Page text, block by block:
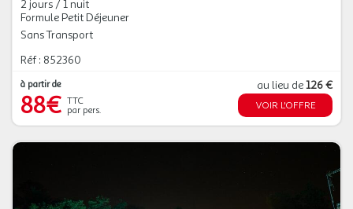
2 jours / 1 nuit
Formule Petit Déjeuner
Sans Transport
Réf : 852360
à partir de
88€ TTC
par pers.
au lieu de126 €
VOIR L'OFFRE